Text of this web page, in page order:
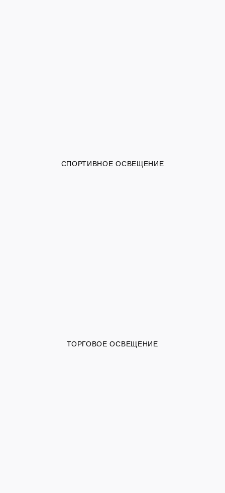
СПОРТИВНОЕ ОСВЕЩЕНИЕ
ТОРГОВОЕ ОСВЕЩЕНИЕ